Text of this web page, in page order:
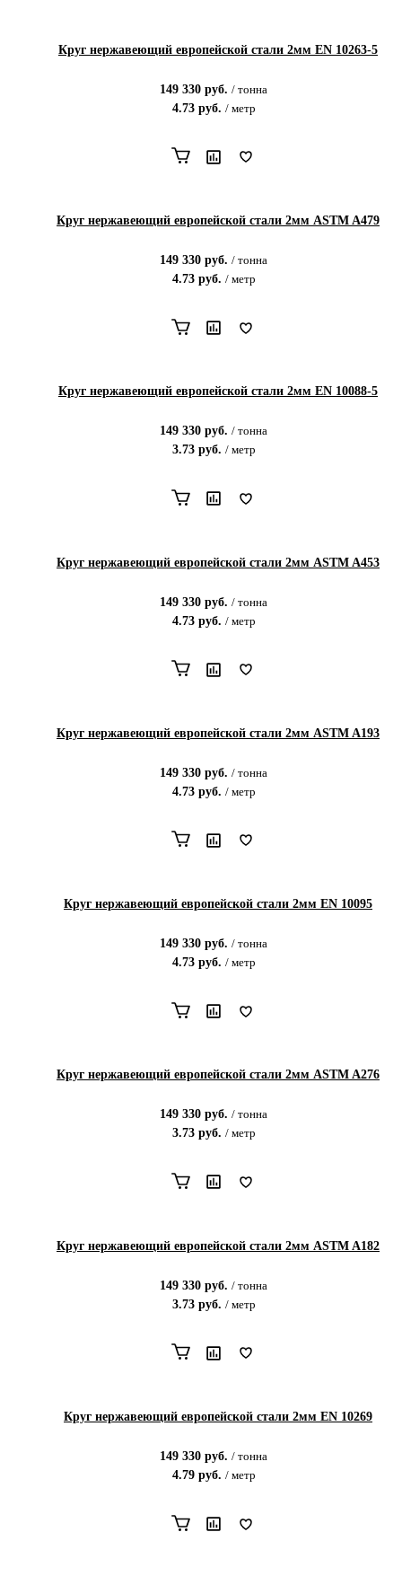
Круг нержавеющий европейской стали 2мм EN 10263-5
149 330 руб. / тонна
4.73руб. / метр
Круг нержавеющий европейской стали 2мм ASTM A479
149 330 руб. / тонна
4.73руб. / метр
Круг нержавеющий европейской стали 2мм EN 10088-5
149 330 руб. / тонна
3.73руб. / метр
Круг нержавеющий европейской стали 2мм ASTM A453
149 330 руб. / тонна
4.73руб. / метр
Круг нержавеющий европейской стали 2мм ASTM A193
149 330 руб. / тонна
4.73руб. / метр
Круг нержавеющий европейской стали 2мм EN 10095
149 330 руб. / тонна
4.73руб. / метр
Круг нержавеющий европейской стали 2мм ASTM A276
149 330 руб. / тонна
3.73руб. / метр
Круг нержавеющий европейской стали 2мм ASTM A182
149 330 руб. / тонна
3.73руб. / метр
Круг нержавеющий европейской стали 2мм EN 10269
149 330 руб. / тонна
4.79руб. / метр